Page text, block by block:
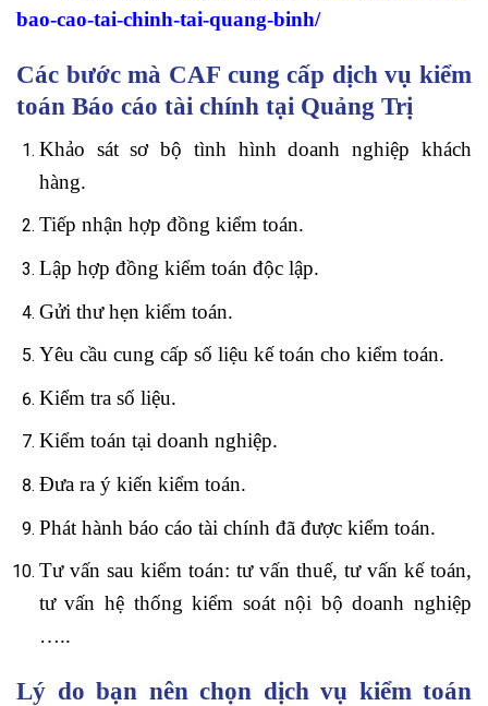
bao-cao-tai-chinh-tai-quang-binh/
Các bước mà CAF cung cấp dịch vụ kiểm
toán Báo cáo tài chính tại Quảng Trị
Khảo sát sơ bộ tình hình doanh nghiệp khách
hàng.
Tiếp nhận hợp đồng kiểm toán.
Lập hợp đồng kiểm toán độc lập.
Gửi thư hẹn kiểm toán.
Yêu cầu cung cấp số liệu kế toán cho kiểm toán.
Kiểm tra số liệu.
Kiểm toán tại doanh nghiệp.
Đưa ra ý kiến kiểm toán.
Phát hành báo cáo tài chính đã được kiểm toán.
Tư vấn sau kiểm toán: tư vấn thuế, tư vấn kế toán,
tư vấn hệ thống kiểm soát nội bộ doanh nghiệp
…..
Lý do bạn nên chọn dịch vụ kiểm toán